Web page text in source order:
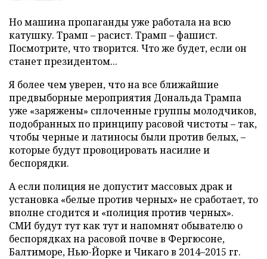
Но машина пропаганды уже работала на всю
катушку. Трамп – расист. Трамп – фашист.
Посмотрите, что творится. Что же будет, если он
станет президентом...
Я более чем уверен, что на все ближайшие
предвыборные мероприятия Дональда Трампа
уже «заряжены» сплоченные группы молодчиков,
подобранных по принципу расовой чистоты – так,
чтобы черные и латиносы были против белых, –
которые будут провоцировать насилие и
беспорядки.
А если полиция не допустит массовых драк и
установка «белые против черных» не сработает, то
вполне сгодится и «полиция против черных».
СМИ будут тут как тут и напомнят обывателю о
беспорядках на расовой почве в Фергюсоне,
Балтиморе, Нью-Йорке и Чикаго в 2014–2015 гг.